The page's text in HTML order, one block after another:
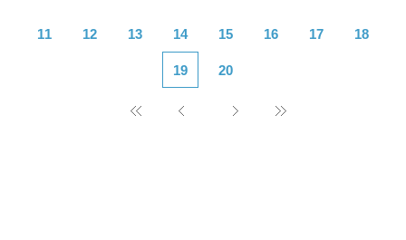
11 12 13 14 15 16 17 18
19 20